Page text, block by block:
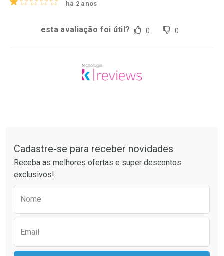
há 2 anos
esta avaliação foi útil? 0 0
Cadastre-se para receber novidades
Receba as melhores ofertas e super descontos
exclusivos!
Nome
Email